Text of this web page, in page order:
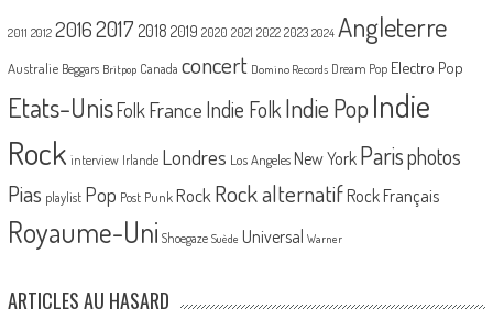
2011 2012 20162017 2018 2019 2020 2021 2022 2023 2024 Angleterre
Australie Beggars Britpop Canada concert Domino Records Dream Pop Electro Pop
Etats-UnisFolk France Indie Folk Indie PopIndie
Rock interview Irlande Londres Los Angeles New York Parisphotos
Pias playlist Pop Post Punk Rock Rock alternatif Rock Français
Royaume-Uni Shoegaze Suède Universal Warner
ARTICLES AU HASARD